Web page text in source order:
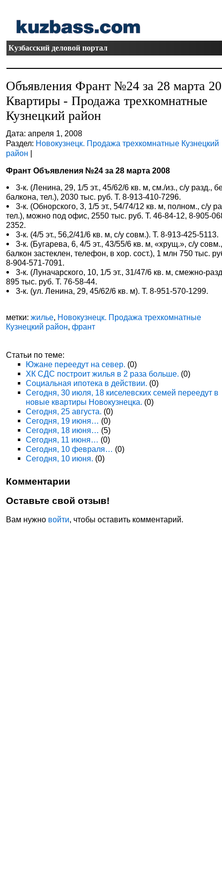
Кузбасский деловой портал
Объявления Франт №24 за 28 марта
Квартиры - Продажа трехкомнатные
Кузнецкий район
Дата: апреля 1, 2008
Раздел: Новокузнецк. Продажа трехкомнатные Кузнецкий
район |
Франт Объявления №24 за 28 марта 2008
3-к. (Ленина, 29, 1/5 эт., 45/62/6 кв. м, см./из., с/у разд.,
балкона, тел.), 2030 тыс. руб. Т. 8-913-410-7296.
3-к. (Обнорского, 3, 1/5 эт., 54/74/12 кв. м, полном., с/у
тел.), можно под офис, 2550 тыс. руб. Т. 46-84-12, 8-905-
2352.
3-к. (4/5 эт., 56,2/41/6 кв. м, с/у совм.). Т. 8-913-425-5113.
3-к. (Бугарева, 6, 4/5 эт., 43/55/6 кв. м, «хрущ.», с/у
балкон застеклен, телефон, в хор. сост.), 1 млн 750 тыс.
8-904-571-7091.
3-к. (Луначарского, 10, 1/5 эт., 31/47/6 кв. м, смежно-
895 тыс. руб. Т. 76-58-44.
3-к. (ул. Ленина, 29, 45/62/6 кв. м). Т. 8-951-570-1299.
метки:жилье, Новокузнецк. Продажа трехкомнатные
Кузнецкий район,франт
Статьи по теме:
Южане переедут на север. (0)
ХК СДС построит жилья в 2 раза больше. (0)
Социальная ипотека в действии. (0)
Сегодня, 30 июля, 18 киселевских семей переедут в
новые квартиры Новокузнецка. (0)
Сегодня, 25 августа. (0)
Сегодня, 19 июня… (0)
Сегодня, 18 июня… (5)
Сегодня, 11 июня… (0)
Сегодня, 10 февраля… (0)
Сегодня, 10 июня. (0)
Комментарии
Оставьте свой отзыв!
Вам нужно войти, чтобы оставить комментарий.